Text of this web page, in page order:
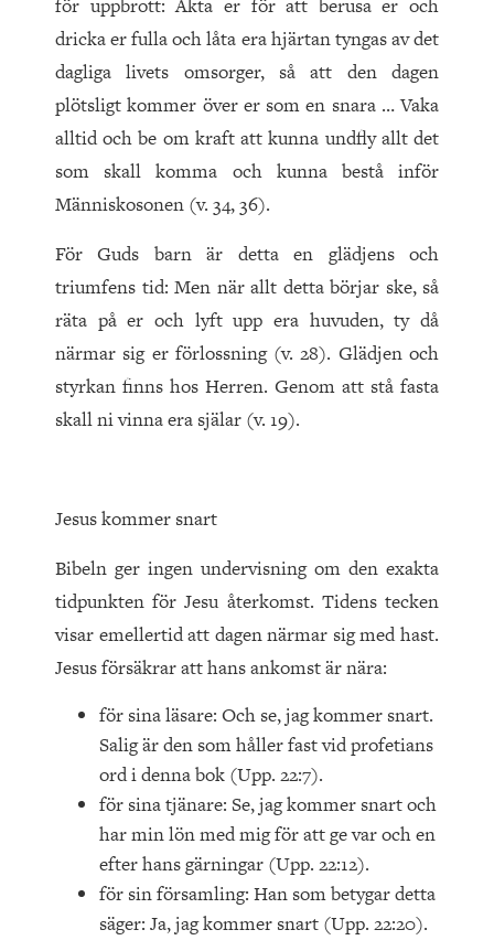
för uppbrott: Akta er för att berusa er och
dricka er fulla och låta era hjärtan tyngas av det
dagliga livets omsorger, så att den dagen
plötsligt kommer över er som en snara … Vaka
alltid och be om kraft att kunna undfly allt det
som skall komma och kunna bestå inför
Människosonen (v. 34, 36).
För Guds barn är detta en glädjens och
triumfens tid: Men när allt detta börjar ske, så
räta på er och lyft upp era huvuden, ty då
närmar sig er förlossning (v. 28). Glädjen och
styrkan finns hos Herren. Genom att stå fasta
skall ni vinna era själar (v. 19).
Jesus kommer snart
Bibeln ger ingen undervisning om den exakta
tidpunkten för Jesu återkomst. Tidens tecken
visar emellertid att dagen närmar sig med hast.
Jesus försäkrar att hans ankomst är nära:
för sina läsare: Och se, jag kommer snart.
Salig är den som håller fast vid profetians
ord i denna bok (Upp. 22:7).
för sina tjänare: Se, jag kommer snart och
har min lön med mig för att ge var och en
efter hans gärningar (Upp. 22:12).
för sin församling: Han som betygar detta
säger: Ja, jag kommer snart (Upp. 22:20).